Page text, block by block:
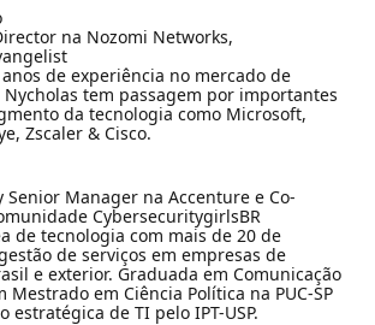
na Nozomi Networks,
de experiência no mercado de
tem passagem por importantes
da tecnologia como Microsoft,
Zscaler & Cisco.
Senior Manager na Accenture e Co-
CybersecuritygirlsBR
de tecnologia com mais de 20 de
de serviços em empresas de
e exterior. Graduada em Comunicação
Mestrado em Ciência Política na PUC-SP
estratégica de TI pelo IPT-USP.